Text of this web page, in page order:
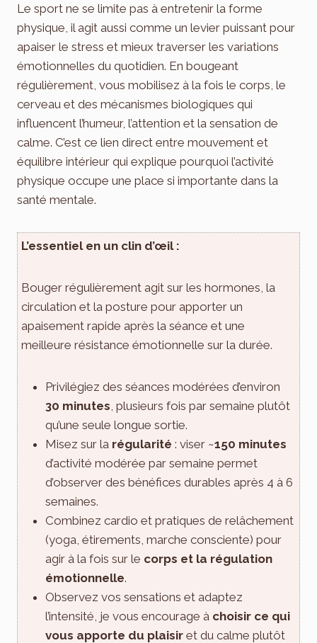
Le sport ne se limite pas à entretenir la forme
physique, il agit aussi comme un levier puissant pour
apaiser le stress et mieux traverser les variations
émotionnelles du quotidien. En bougeant
régulièrement, vous mobilisez à la fois le corps, le
cerveau et des mécanismes biologiques qui
influencent l’humeur, l’attention et la sensation de
calme. C’est ce lien direct entre mouvement et
équilibre intérieur qui explique pourquoi l’activité
physique occupe une place si importante dans la
santé mentale.
L’essentiel en un clin d’œil :
Bouger régulièrement agit sur les hormones, la
circulation et la posture pour apporter un
apaisement rapide après la séance et une
meilleure résistance émotionnelle sur la durée.
Privilégiez des séances modérées d’environ
30 minutes , plusieurs fois par semaine plutôt
qu’une seule longue sortie.
Misez sur la régularité : viser ~150 minutes
d’activité modérée par semaine permet
d’observer des bénéfices durables après 4 à 6
semaines.
Combinez cardio et pratiques de relâchement
(yoga, étirements, marche consciente) pour
agir à la fois sur le corps et la régulation
émotionnelle.
Observez vos sensations et adaptez
l’intensité, je vous encourage à choisir ce qui
vous apporte du plaisir et du calme plutôt